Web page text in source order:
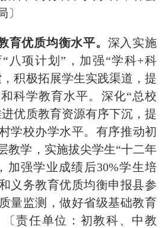
〕
育优质均衡水平。 深入 实施
“八项计划” ，加强“学科+科
，积极拓展学生实践渠道 ，提
科学教育水平。 深化“总校
优质教育资源有序下沉， 提
学校办学水平。 有序推动初
教学，实施拔尖学生“十二年
加强学业成绩后30%学生培
义务教育优质均衡申报县参
量监测，做好省级基础教育
〔责任单位：初教科、中教